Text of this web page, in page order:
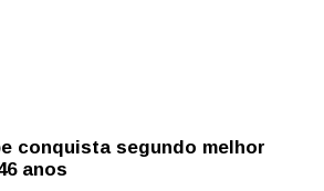
conquista segundo melhor
anos